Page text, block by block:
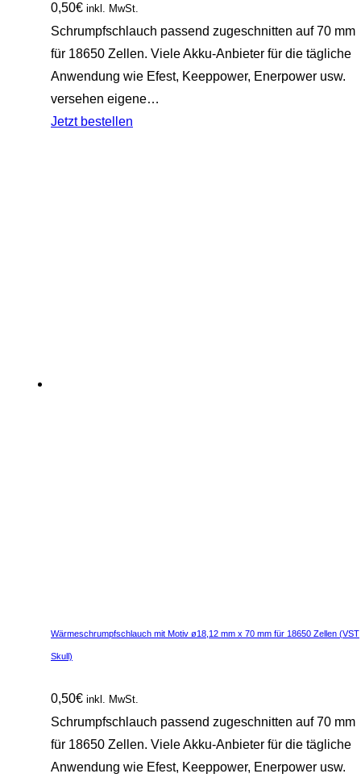
0,50€ inkl. MwSt.
Schrumpfschlauch passend zugeschnitten auf 70 mm
für 18650 Zellen. Viele Akku-Anbieter für die tägliche
Anwendung wie Efest, Keeppower, Enerpower usw.
versehen eigene…
Jetzt bestellen
Wärmeschrumpfschlauch mit Motiv ø18,12 mm x 70 mm für 18650 Zellen (VST
Skull)
0,50€ inkl. MwSt.
Schrumpfschlauch passend zugeschnitten auf 70 mm
für 18650 Zellen. Viele Akku-Anbieter für die tägliche
Anwendung wie Efest, Keeppower, Enerpower usw.